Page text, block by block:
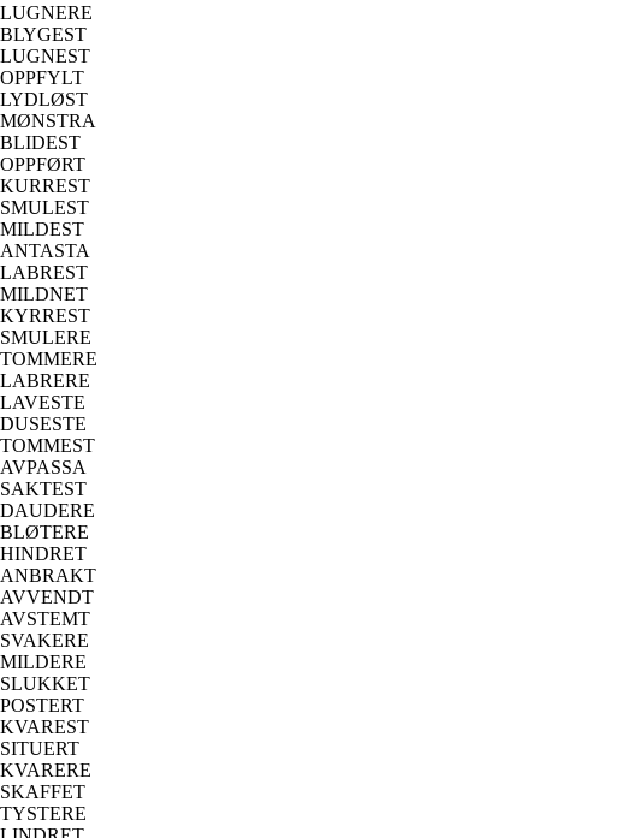
LUGNERE
BLYGEST
LUGNEST
OPPFYLT
LYDLØST
MØNSTRA
BLIDEST
OPPFØRT
KURREST
SMULEST
MILDEST
ANTASTA
LABREST
MILDNET
KYRREST
SMULERE
TOMMERE
LABRERE
LAVESTE
DUSESTE
TOMMEST
AVPASSA
SAKTEST
DAUDERE
BLØTERE
HINDRET
ANBRAKT
AVVENDT
AVSTEMT
SVAKERE
MILDERE
SLUKKET
POSTERT
KVAREST
SITUERT
KVARERE
SKAFFET
TYSTERE